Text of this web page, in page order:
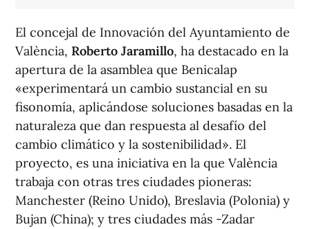
El concejal de Innovación del Ayuntamiento de
València, Roberto Jaramillo, ha destacado en la
apertura de la asamblea que Benicalap
«experimentará un cambio sustancial en su
fisonomía, aplicándose soluciones basadas en la
naturaleza que dan respuesta al desafío del
cambio climático y la sostenibilidad». El
proyecto, es una iniciativa en la que València
trabaja con otras tres ciudades pioneras:
Manchester (Reino Unido), Breslavia (Polonia) y
Bujan (China); y tres ciudades más -Zadar